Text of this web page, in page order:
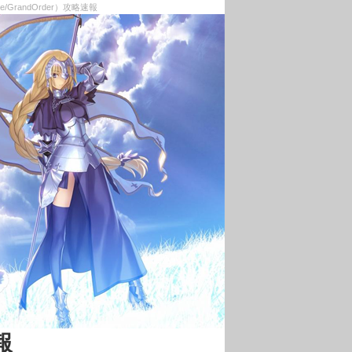
GrandOrder）攻略速報